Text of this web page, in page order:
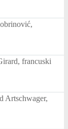
francuski
Artschwager,